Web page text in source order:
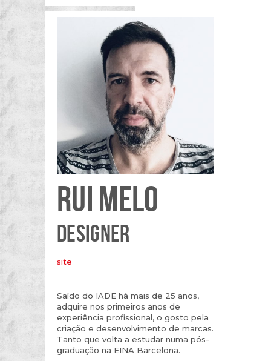
RUI MELO
DESIGNER
site
Saído do IADE há mais de 25 anos,
adquire nos primeiros anos de
experiência profissional, o gosto pela
criação e desenvolvimento de marcas.
Tanto que volta a estudar numa pós-
graduação na EINA Barcelona.